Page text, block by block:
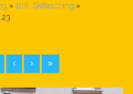
»106. Skifasching »